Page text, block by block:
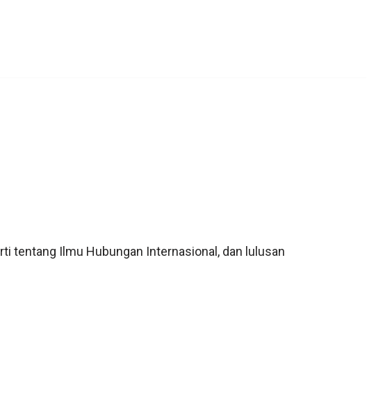
tentang Ilmu Hubungan Internasional, dan lulusan